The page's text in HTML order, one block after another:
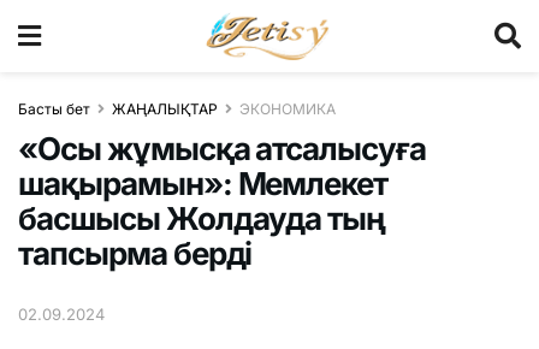
Басты бет ЖАҢАЛЫҚТАР ЭКОНОМИКА
«Осы жұмысқа атсалысуға
шақырамын»: Мемлекет
басшысы Жолдауда тың
тапсырма берді
02.09.2024